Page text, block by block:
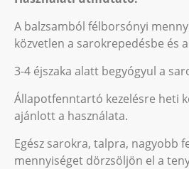
A balzsamból félborsónyi
közvetlen a sarokrepedésbe és
3-4 éjszaka alatt begyógyul a
Állapotfenntartó kezelésre heti
ajánlott a használata.
Egész sarokra, talpra, nagyobb
mennyiséget dörzsöljön el a